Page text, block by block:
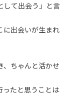
して出会う」と言
に出会いが生まれ
、ちゃんと活かせ
ったと思うことは